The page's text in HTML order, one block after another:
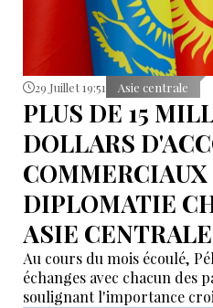
29 Juillet 19:51 Asie centrale
PLUS DE 15
DOLLARS
DIPLOMATIE
ASIE CENTRALE
Au cours du mois écoulé,
échanges avec chacun des
soulignant l'importance